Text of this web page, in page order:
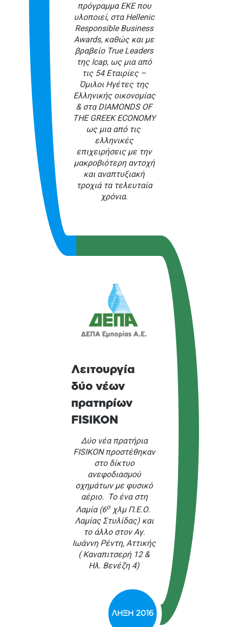
πρόγραμμα ΕΚΕ που
υλοποιεί, στα Hellenic
Responsible Business
Awards, καθώς και με
βραβείο True Leaders
της Icap, ως μια από
τις 54 Εταιρίες –
Όμιλοι Ηγέτες της
Ελληνικής οικονομίας
& στα DIAMONDS OF
THE GREEK ECONOMY
ως μια από τις
ελληνικές
επιχειρήσεις με την
μακροβιότερη αντοχή
και αναπτυξιακή
τροχιά τα τελευταία
χρόνια.
ΛΗΞΗ 2016
Λειτουργία
δύο νέων
πρατηρίων
FISIKON
Δύο νέα πρατήρια
FISIKON προστέθηκαν
στο δίκτυο
ανεφοδιασμού
οχημάτων με φυσικό
αέριο. Το ένα στη
Λαμία (6ο χλμ Π.Ε.Ο.
Λαμίας Στυλίδας) και
το άλλο στον Αγ.
Ιωάννη Ρέντη, Αττικής
( Καναπιτσερή 12 &
Ηλ. Βενέζη 4)